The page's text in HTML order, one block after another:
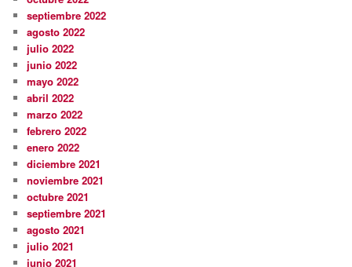
septiembre 2022
agosto 2022
julio 2022
junio 2022
mayo 2022
abril 2022
marzo 2022
febrero 2022
enero 2022
diciembre 2021
noviembre 2021
octubre 2021
septiembre 2021
agosto 2021
julio 2021
junio 2021